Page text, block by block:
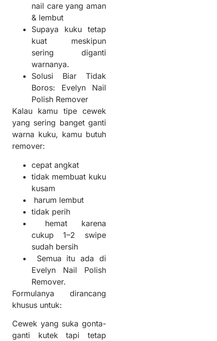
nail care yang aman
& lembut
Supaya kuku tetap
kuat meskipun
sering diganti
warnanya.
Solusi Biar Tidak
Boros: Evelyn Nail
Polish Remover
Kalau kamu tipe cewek
yang sering banget ganti
warna kuku, kamu butuh
remover:
cepat angkat
tidak membuat kuku
kusam
harum lembut
tidak perih
hemat karena
cukup 1–2 swipe
sudah bersih
Semua itu ada di
Evelyn Nail Polish
Remover.
Formulanya dirancang
khusus untuk:
Cewek yang suka gonta-
ganti kutek tapi tetap